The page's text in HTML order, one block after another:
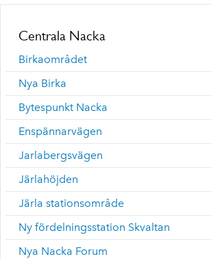
Centrala Nacka
Birkaområdet
Nya Birka
Bytespunkt Nacka
Enspännarvägen
Jarlabergsvägen
Järlahöjden
Järla stationsområde
Ny fördelningsstation Skvaltan
Nya Nacka Forum